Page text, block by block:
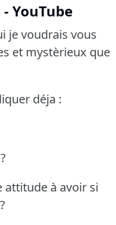
YouTube
je voudrais vous
et mystèrieux que
déja :
attitude à avoir si